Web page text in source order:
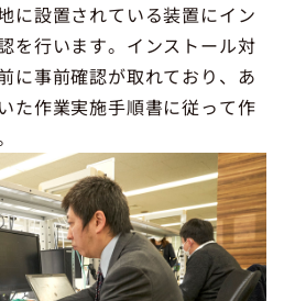
に設置されている装置にイン
を行います。インストール対
に事前確認が取れており、あ
た作業実施手順書に従って作